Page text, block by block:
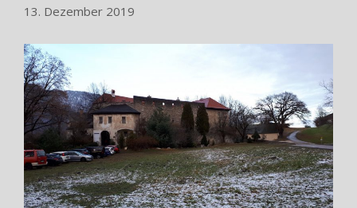
13. Dezember 2019